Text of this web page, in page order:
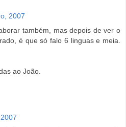
2007
também, mas depois de ver o
é que só falo 6 linguas e meia.
ao João.